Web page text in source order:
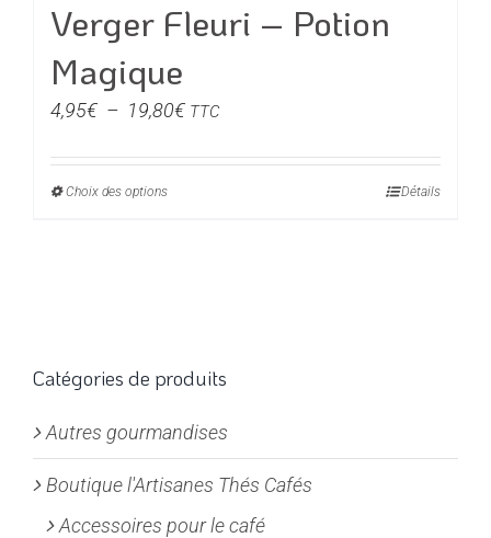
du
produit
Verger Fleuri – Potion
Magique
4,95€ – 19,80€Plage
prix :
TTC
Choix des optionsCe
options
être
choisies
sur
la
Détails
Catégories de produits
Autres gourmandises
Boutique l'Artisanes Thés Cafés
Accessoires pour le café